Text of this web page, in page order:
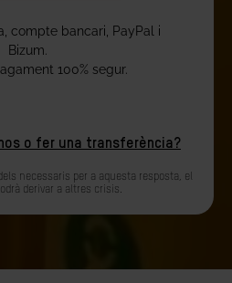
o fer una transferència?
necessaris per a aquesta resposta, el
derivar a altres crisis.